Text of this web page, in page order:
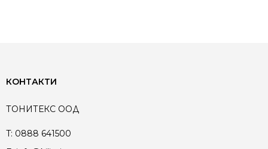
КОНТАКТИ
ТОНИТЕКС ООД
T: 0888 641500